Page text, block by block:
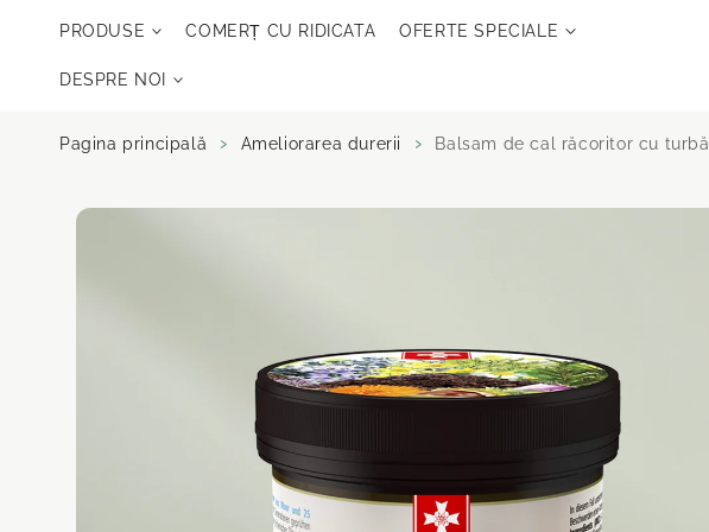
conținutPRODUSE COMERȚ CU RIDICATA OFERTE SPECIALE
DESPRE NOI
Pagina principală Ameliorarea durerii Balsam de cal răcoritor cu turbă